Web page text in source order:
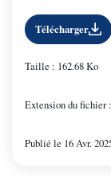
Télécharger
Taille : 162.68 Ko
Extension du fichier
Publié le 16 Avr.